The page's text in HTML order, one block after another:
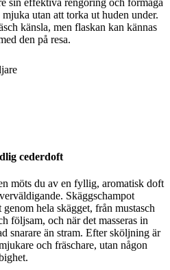
utan att torka ut huden under.
känsla, men flaskan kan kännas
den på resa.
cederdoft
möts du av en fyllig, aromatisk doft
Skäggschampot
hela skägget, från mustasch
följsam, och när det masseras in
snarare än stram. Efter sköljning är
och fräschare, utan någon